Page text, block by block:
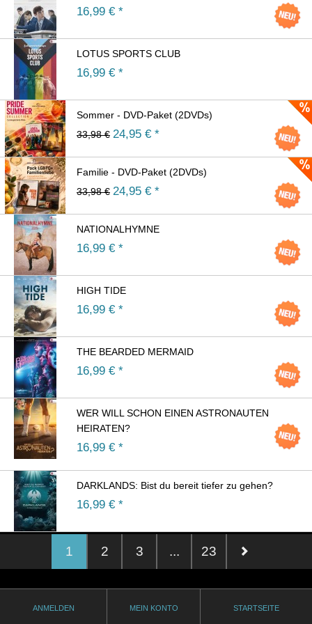
16,99 € *
LOTUS SPORTS CLUB
16,99 € *
Sommer - DVD-Paket (2DVDs)
33,98 € 24,95 € *
Familie - DVD-Paket (2DVDs)
33,98 € 24,95 € *
NATIONALHYMNE
16,99 € *
HIGH TIDE
16,99 € *
THE BEARDED MERMAID
16,99 € *
WER WILL SCHON EINEN ASTRONAUTEN
HEIRATEN?
16,99 € *
DARKLANDS: Bist du bereit tiefer zu gehen?
16,99 € *
1 2 3 ... 23
ANMELDEN MEIN KONTO STARTSEITE